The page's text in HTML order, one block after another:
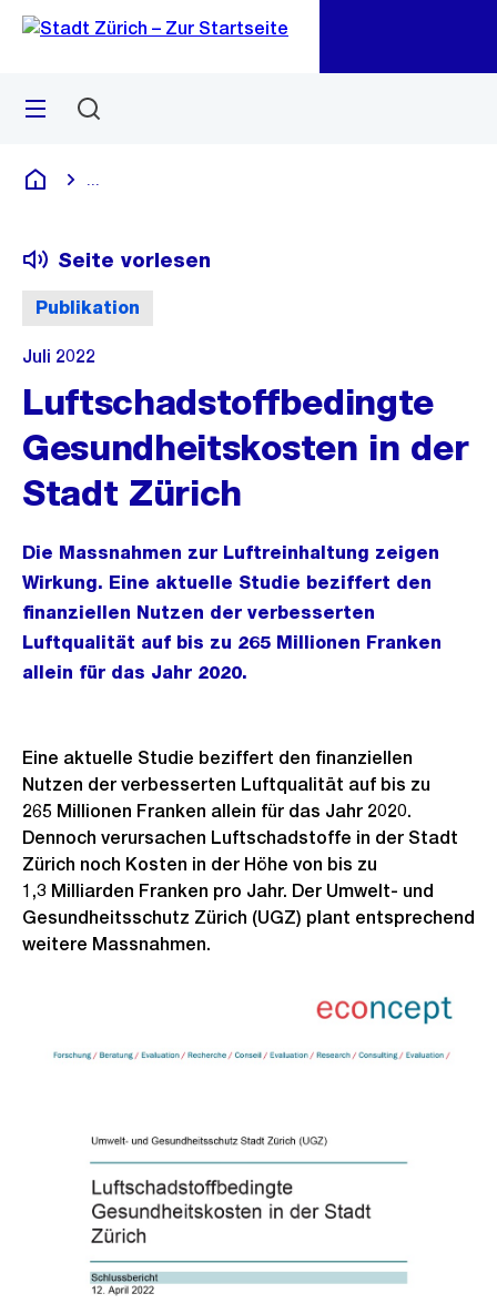
Navigation
Sprunglink
Menü
Deutsch
Publikation
Seite vorlesen
Juli 2022
Luftschadstoffbedingte
Gesundheitskosten in der
Stadt Zürich
Die Massnahmen zur Luftreinhaltung zeigen
Wirkung. Eine aktuelle Studie beziffert den
finanziellen Nutzen der verbesserten
Luftqualität auf bis zu 265 Millionen Franken
allein für das Jahr 2020.
Eine aktuelle Studie beziffert den finanziellen
Nutzen der verbesserten Luftqualität auf bis zu
265 Millionen Franken allein für das Jahr 2020.
Dennoch verursachen Luftschadstoffe in der Stadt
Zürich noch Kosten in der Höhe von bis zu
1,3 Milliarden Franken pro Jahr. Der Umwelt- und
Gesundheitsschutz Zürich (UGZ) plant entsprechend
weitere Massnahmen.